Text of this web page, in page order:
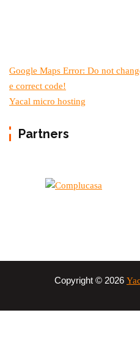
Google Maps Error: Do not
e correct code!
Yacal micro hosting
Partners
Copyright © 2026